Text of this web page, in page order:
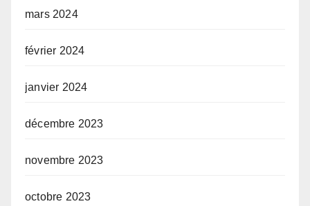
mars 2024
février 2024
janvier 2024
décembre 2023
novembre 2023
octobre 2023